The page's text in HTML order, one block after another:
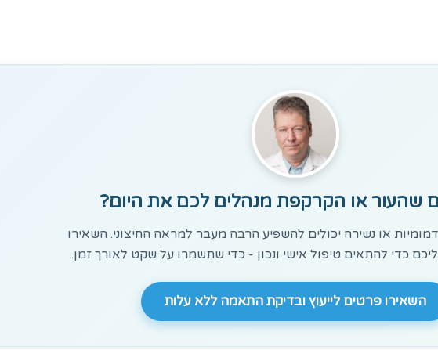
שהעור או הקרקפת מנהלים לכם את היום?
או נשירה יכולים להשפיע הרבה מעבר למראה החיצוני. השאירו
כדי להתאים טיפול אישי ונכון - כדי שתשמרו על שקט לאורך זמן.
השאירו פרטים לייעוץ ובדיקת התאמה ללא עלות